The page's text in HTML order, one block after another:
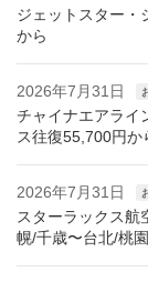
ジェットスター・
から
2026年7月31日
チャイナエアライ
ス往復55,700円か
2026年7月31日
スターラックス航
幌/千歳〜台北/桃